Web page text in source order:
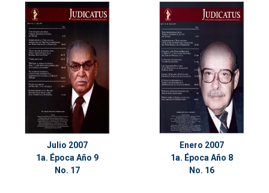
Julio 2007
1a. Época Año 9
No. 17
Enero 2007
1a. Época Año 8
No. 16